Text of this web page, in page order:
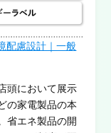
配慮設計｜一般
頭において展示
の家電製品の本
省エネ製品の開